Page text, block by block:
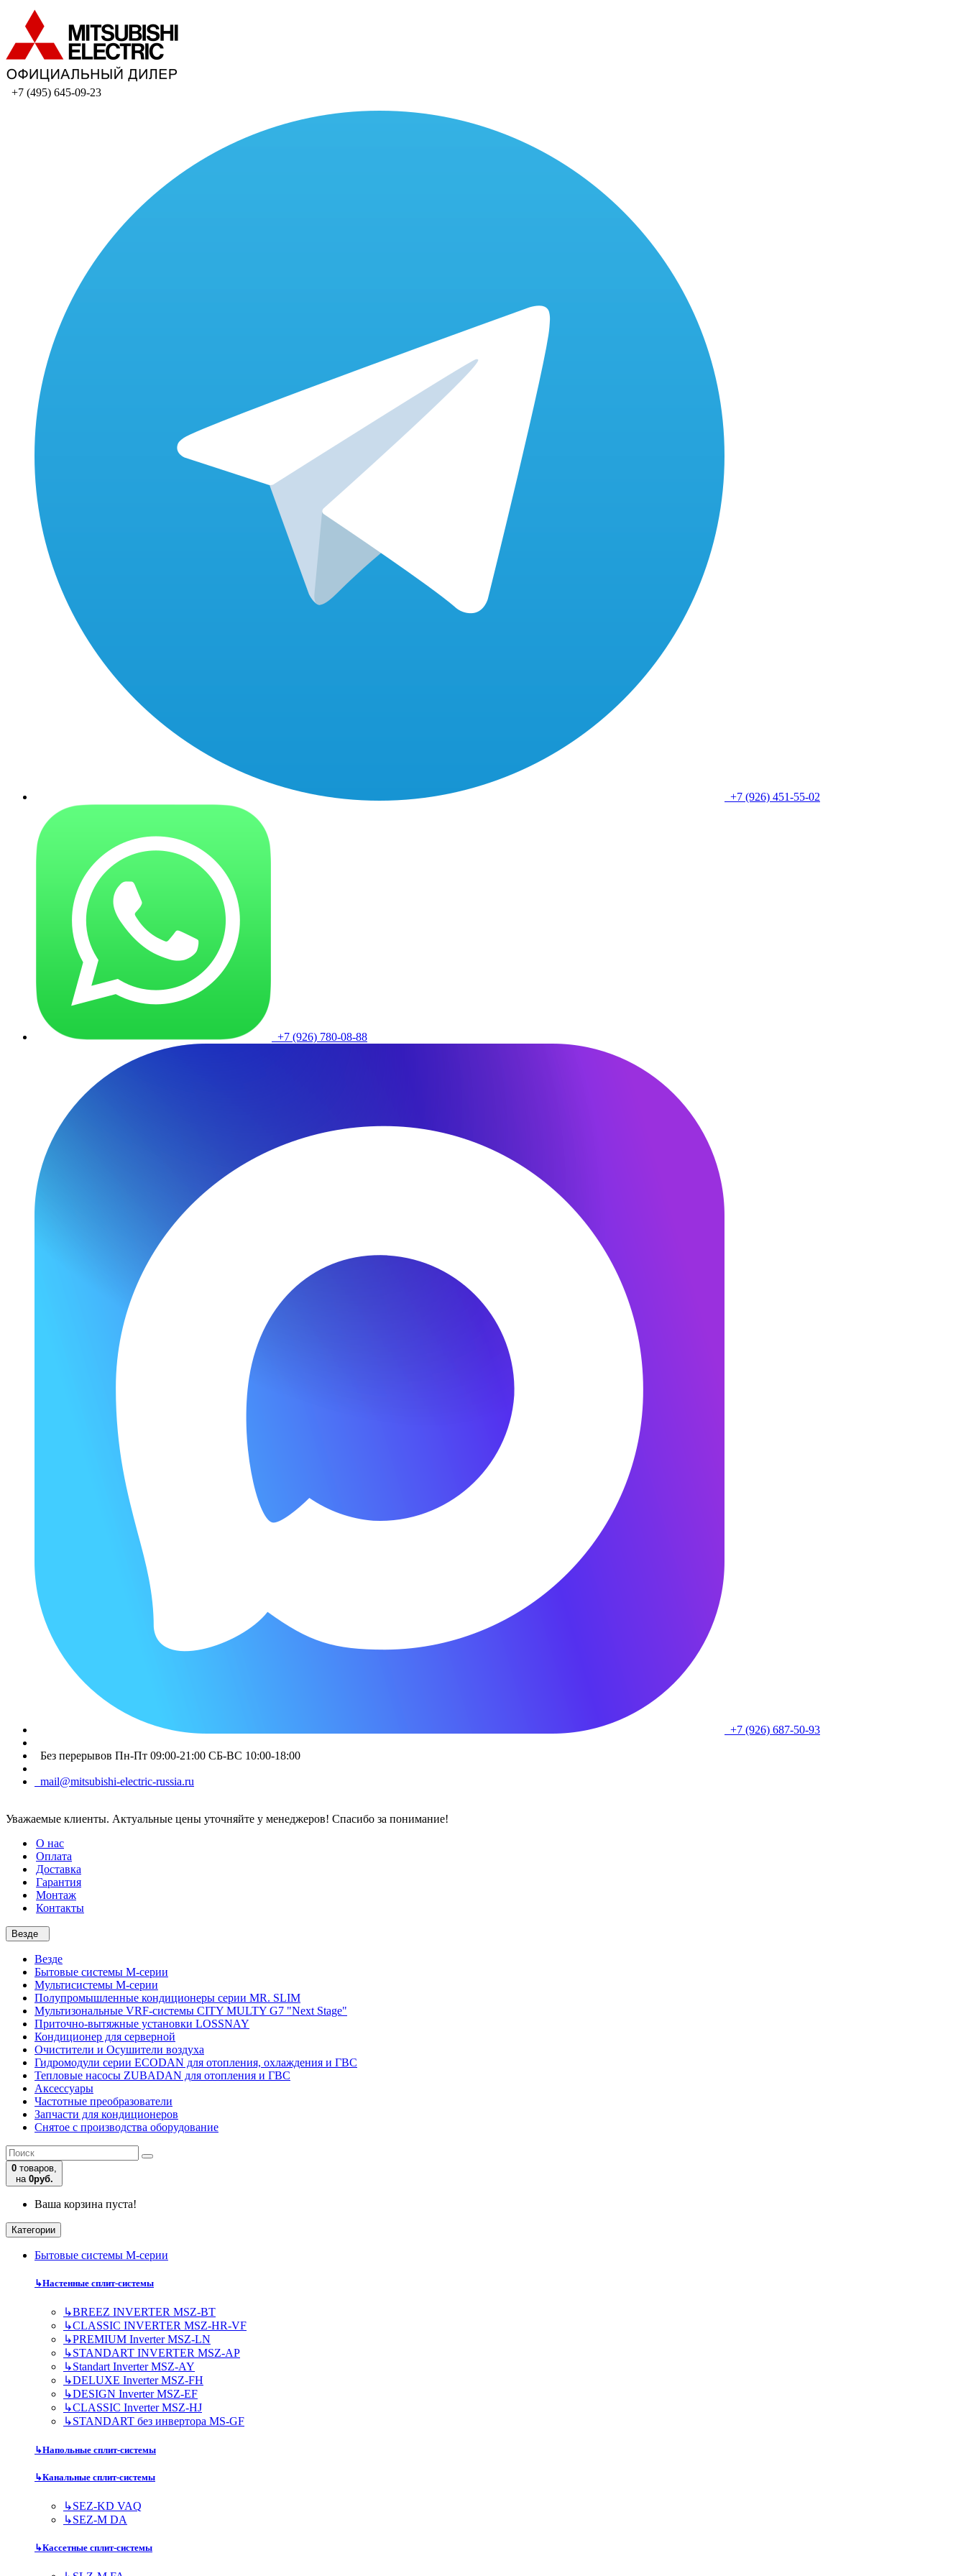
+7 (495) 645-09-23
+7 (926) 451-55-02
+7 (926) 780-08-88
+7 (926) 687-50-93
Без перерывов Пн-Пт 09:00-21:00 СБ-ВС 10:00-18:00
mail@mitsubishi-electric-russia.ru
Уважаемые клиенты. Актуальные цены уточняйте у менеджеров! Спасибо за понимание!
О нас
Оплата
Доставка
Гарантия
Монтаж
Контакты
Везде
Везде
Бытовые системы M-серии
Мультисистемы M-серии
Полупромышленные кондиционеры серии MR. SLIM
Мультизональные VRF-системы CITY MULTY G7 "Next Stage"
Приточно-вытяжные установки LOSSNAY
Кондиционер для серверной
Очистители и Осушители воздуха
Гидромодули серии ECODAN для отопления, охлаждения и ГВС
Тепловые насосы ZUBADAN для отопления и ГВС
Аксесcуары
Частотные преобразователи
Запчасти для кондиционеров
Снятое с производства оборудование
0 товаров,
на 0руб.
Ваша корзина пуста!
Категории
Бытовые системы M-серии
↳Настенные сплит-системы
↳BREEZ INVERTER MSZ-BT
↳CLASSIC INVERTER MSZ-HR-VF
↳PREMIUM Inverter MSZ-LN
↳STANDART INVERTER MSZ-AP
↳Standart Inverter MSZ-AY
↳DELUXE Inverter MSZ-FH
↳DESIGN Inverter MSZ-EF
↳CLASSIC Inverter MSZ-HJ
↳STANDART без инвертора MS-GF
↳Напольные сплит-системы
↳Канальные сплит-системы
↳SEZ-KD VAQ
↳SEZ-M DA
↳Кассетные сплит-системы